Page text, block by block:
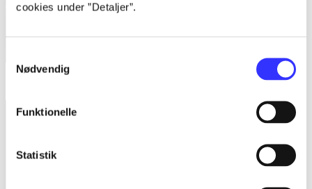
cookies under ”Detaljer”.
Nødvendig
Funktionelle
Statistik